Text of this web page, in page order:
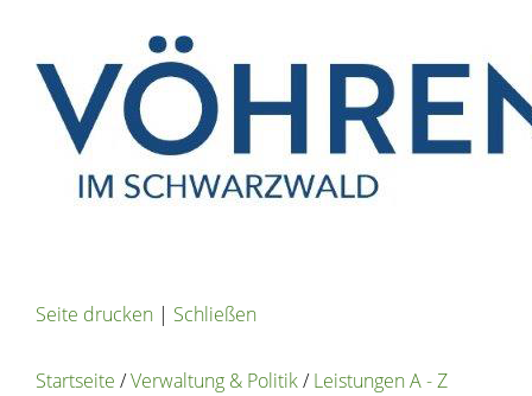
Seite drucken | Schließen
Startseite /Verwaltung & Politik/Leistungen A - Z